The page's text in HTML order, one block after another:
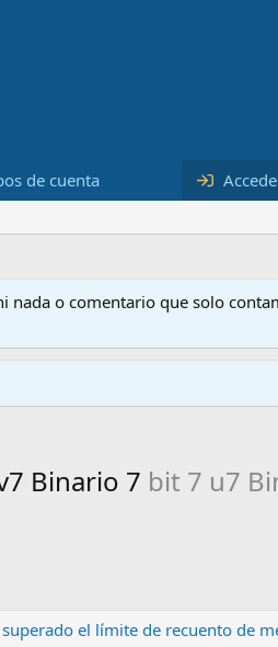
de cuenta
o comentario que solo
Binario 7 bit 7 u7
superado el límite de recuento de